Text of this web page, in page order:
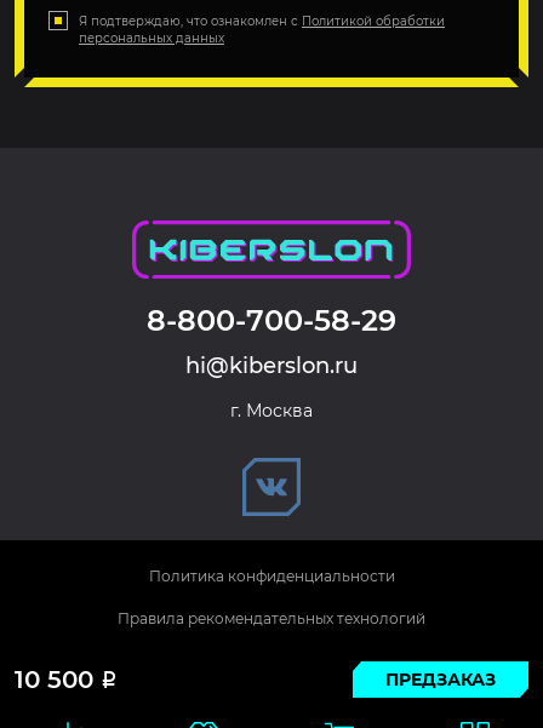
10 500 Р ПРЕДЗАКАЗ
Я подтверждаю, что ознакомлен с Политикой обработки
персональных данных
8-800-700-58-29
hi@kiberslon.ru
г. Москва
© 2026 KIBERSLON. Все права защищены.
Политика конфиденциальности
Правила рекомендательных технологий